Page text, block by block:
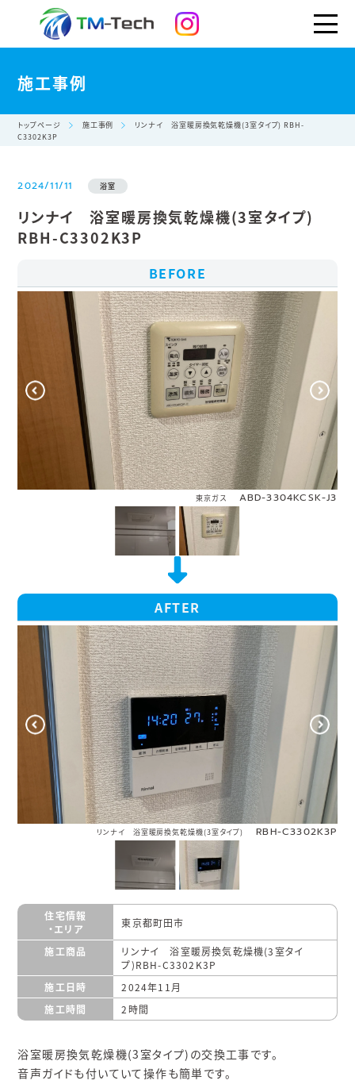
施工事例
トップページ 施工事例
リンナイ 浴室暖房換気乾燥機(3室タイプ) RBH-
C3302K3P
2024/11/11 浴室
リンナイ 浴室暖房換気乾燥機(3室タイプ)
RBH-C3302K3P
BEFORE
東京ガス ABD-3304KCSK-J3
AFTER
リンナイ 浴室暖房換気乾燥機(3室タイプ) RBH-C3302K3P
住宅情報
・エリア
東京都町田市
施工商品
リンナイ 浴室暖房換気乾燥機(3室タイ
プ)RBH-C3302K3P
施工日時
2024年11月
施工時間
2時間
浴室暖房換気乾燥機(3室タイプ)の交換工事です。
音声ガイドも付いていて操作も簡単です。